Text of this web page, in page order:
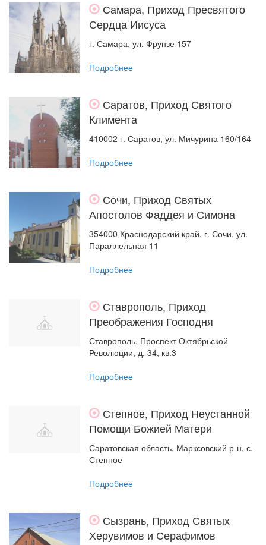
Самара, Приход Пресвятого
Сердца Иисуса
г. Самара, ул. Фрунзе 157
Подробнее
Саратов, Приход Святого
Климента
410002 г. Саратов, ул. Мичурина 160/164
Подробнее
Сочи, Приход Святых
Апостолов Фаддея и Симона
354000 Краснодарский край, г. Сочи, ул.
Параллельная 11
Подробнее
Ставрополь, Приход
Преображения Господня
Ставрополь, Проспект Октябрьской
Революции, д. 34, кв.3
Подробнее
Степное, Приход Неустанной
Помощи Божией Матери
Саратовская область, Марксовский р-н, с.
Степное
Подробнее
Сызрань, Приход Святых
Херувимов и Серафимов